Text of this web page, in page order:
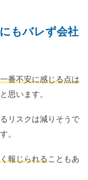
もバレず会社
一番不安に感じる点は
思います。
リスクは減りそうで
。
報じられることもあ